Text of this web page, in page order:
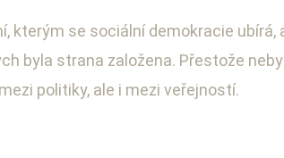
kterým se sociální demokracie
byla strana založena. Přestože
politiky, ale i mezi veřejností.